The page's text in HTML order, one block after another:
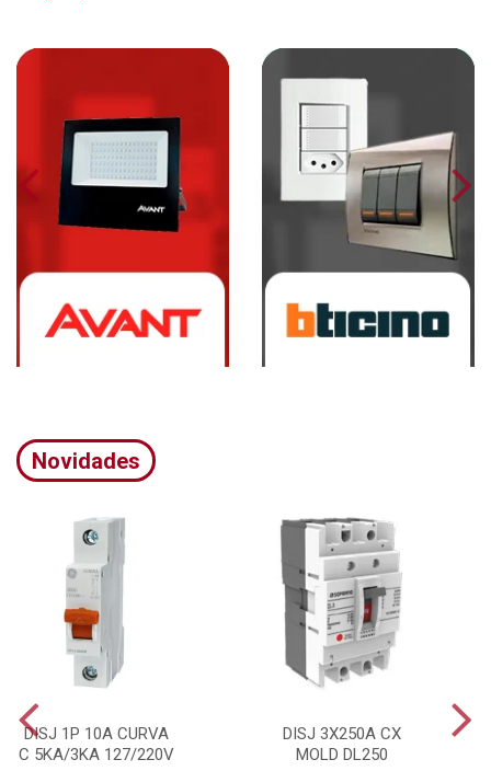
Novidades
DISJ 1P 10A CURVA
C 5KA/3KA 127/220V
DISJ 3X250A CX
MOLD DL250